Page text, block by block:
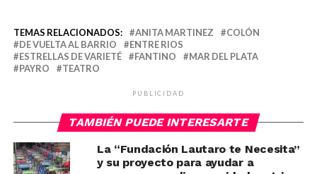
TEMAS RELACIONADOS: ANITA MARTINEZ
COLÓN
DE VUELTA AL BARRIO
ENTRE RIOS
ESTRELLAS DE VARIETÉ
FANTINO
MAR DEL PLATA
PAYRO
TEATRO
PUBLICIDAD
TAMBIÉN PUEDE INTERESARTE
La “Fundación Lautaro te Necesita”
y su proyecto para ayudar a